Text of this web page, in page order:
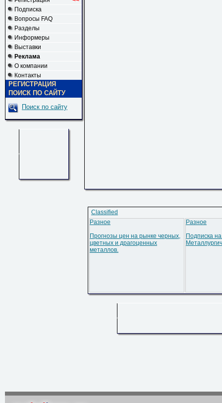
Подписка
Вопросы FAQ
Разделы
Информеры
Выставки
Реклама
О компании
Контакты
РЕГИСТРАЦИЯ
ПОИСК ПО САЙТУ
Поиск по сайту
Classified
Разное
Прогнозы цен на рынке черных,
цветных и драгоценных
металлов.
Разное
Подписка